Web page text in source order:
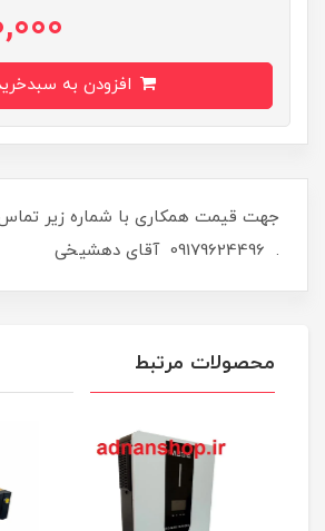
جهت قیمت همکاری با شماره زیر
. 09179624496 آقای دهشیخی
محصولات مرتبط